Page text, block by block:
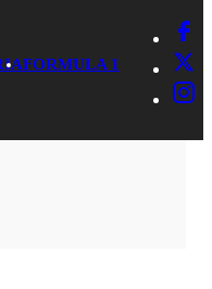
FORMULA 1